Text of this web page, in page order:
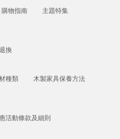
購物指南
主題特集
換
種類
木製家具保養方法
活動條款及細則